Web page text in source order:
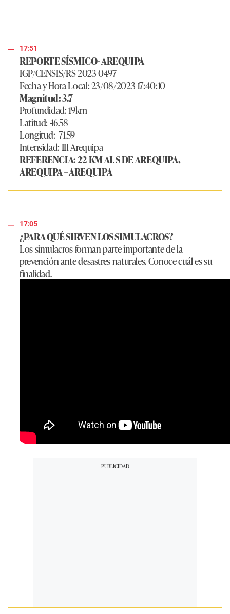
17:51
REPORTE SÍSMICO- AREQUIPA
IGP/CENSIS/RS 2023-0497
Fecha y Hora Local: 23/08/2023 17:40:10
Magnitud: 3.7
Profundidad: 19km
Latitud: -16.58
Longitud: -71.59
Intensidad: III Arequipa
REFERENCIA: 22 KM AL S DE AREQUIPA,
AREQUIPA – AREQUIPA
17:05
¿PARA QUÉ SIRVEN LOS SIMULACROS?
Los simulacros forman parte importante de la
prevención ante desastres naturales. Conoce cuál es su
finalidad.